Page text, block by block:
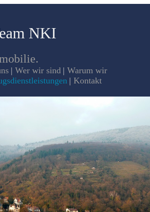
NKI
| Wer wir sind | Warum wir
| Kontakt